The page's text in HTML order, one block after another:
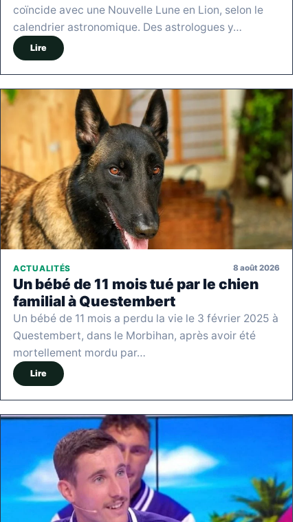
coïncide avec une Nouvelle Lune en Lion, selon le
calendrier astronomique. Des astrologues y…
Lire
ACTUALITÉS 8 août 2026
Un bébé de 11 mois tué par le chien
familial à Questembert
Un bébé de 11 mois a perdu la vie le 3 février 2025 à
Questembert, dans le Morbihan, après avoir été
mortellement mordu par…
Lire